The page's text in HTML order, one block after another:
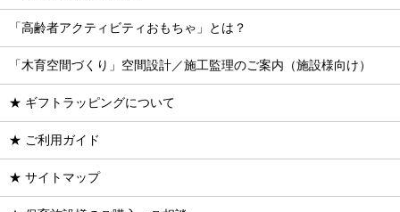
「高齢者アクティビティおもちゃ」とは？
「木育空間づくり」空間設計／施工監理のご案内（施設様向け）
★ ギフトラッピングについて
★ ご利用ガイド
★ サイトマップ